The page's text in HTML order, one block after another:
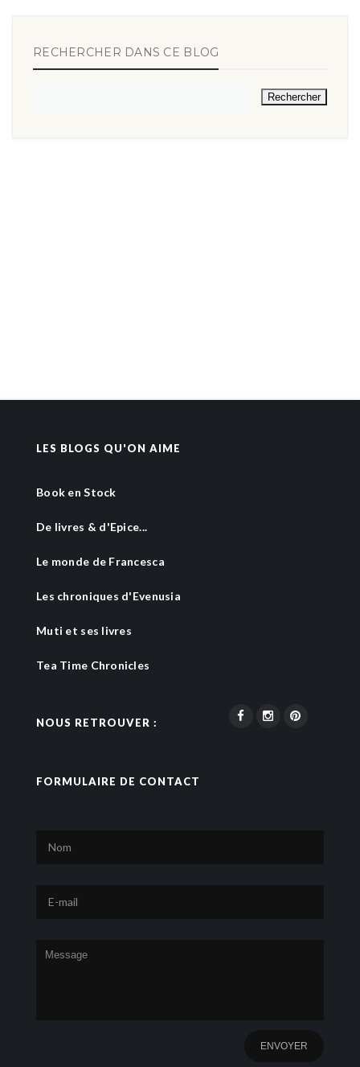
RECHERCHER DANS CE BLOG
LES BLOGS QU'ON AIME
Book en Stock
De livres & d'Epice...
Le monde de Francesca
Les chroniques d'Evenusia
Muti et ses livres
Tea Time Chronicles
NOUS RETROUVER :
FORMULAIRE DE CONTACT